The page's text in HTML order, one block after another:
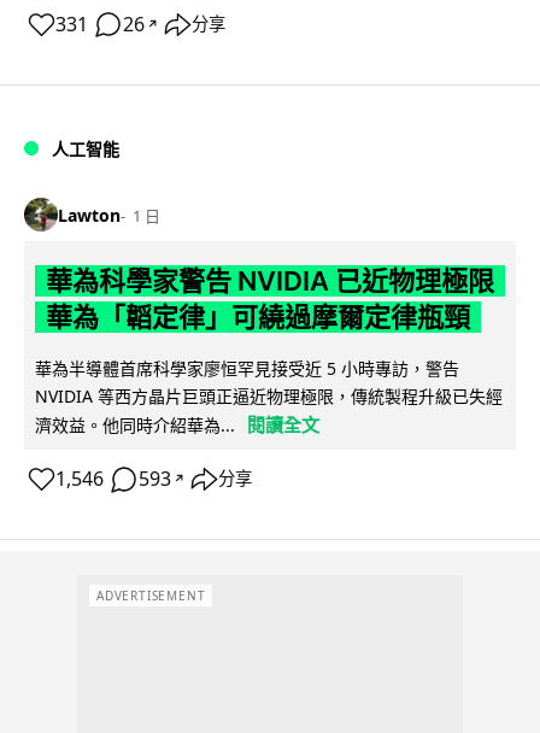
331 26 ↗ 分享
人工智能
Lawton 1 日
華為科學家警告 NVIDIA 已近物理極限
華為「韜定律」可繞過摩爾定律瓶頸
華為半導體首席科學家廖恒罕見接受近 5 小時專訪，警告
NVIDIA 等西方晶片巨頭正逼近物理極限，傳統製程升級已失經
濟效益。他同時介紹華為...
閱讀全文
1,546 593 ↗ 分享
ADVERTISEMENT